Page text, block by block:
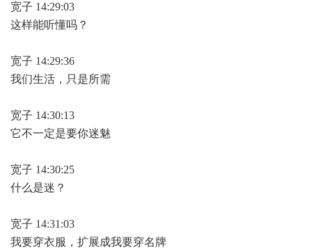
宽子 14:29:03
这样能听懂吗？
宽子 14:29:36
我们生活，只是所需
宽子 14:30:13
它不一定是要你迷魅
宽子 14:30:25
什么是迷？
宽子 14:31:03
我要穿衣服，扩展成我要穿名牌